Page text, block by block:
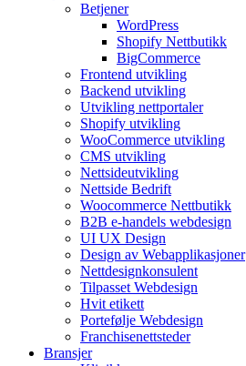
Betjener
WordPress
Shopify Nettbutikk
BigCommerce
Frontend utvikling
Backend utvikling
Utvikling nettportaler
Shopify utvikling
WooCommerce utvikling
CMS utvikling
Nettsideutvikling
Nettside Bedrift
Woocommerce Nettbutikk
B2B e-handels webdesign
UI UX Design
Design av Webapplikasjoner
Nettdesignkonsulent
Tilpasset Webdesign
Hvit etikett
Portefølje Webdesign
Franchisenettsteder
Bransjer